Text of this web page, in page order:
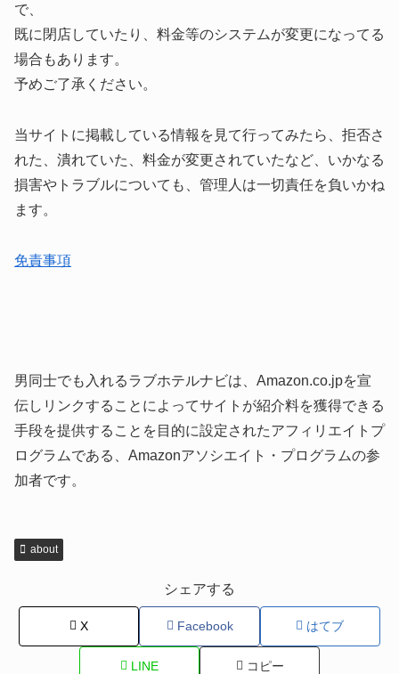
で、
既に閉店していたり、料金等のシステムが変更になってる
場合もあります。
予めご了承ください。
当サイトに掲載している情報を見て行ってみたら、拒否さ
れた、潰れていた、料金が変更されていたなど、いかなる
損害やトラブルについても、管理人は一切責任を負いかね
ます。
免責事項
男同士でも入れるラブホテルナビは、Amazon.co.jpを宣
伝しリンクすることによってサイトが紹介料を獲得できる
手段を提供することを目的に設定されたアフィリエイトプ
ログラムである、Amazonアソシエイト・プログラムの参
加者です。
about
シェアする
X Facebook はてブ
LINE コピー